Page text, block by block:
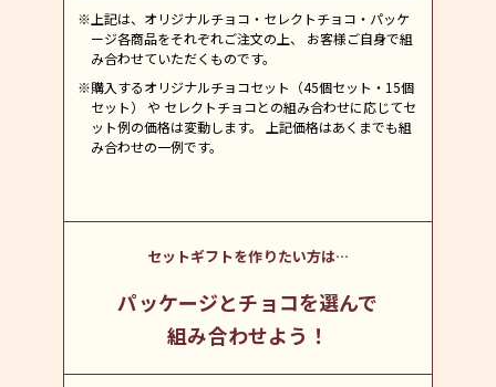
※上記は、オリジナルチョコ・セレクトチョコ・パッケ
ージ各商品をそれぞれご注文の上、 お客様ご自身で組
み合わせていただくものです。
※購入するオリジナルチョコセット（45個セット・15個
セット） や セレクトチョコとの組み合わせに応じてセ
ット例の価格は変動します。 上記価格はあくまでも組
み合わせの一例です。
セットギフトを作りたい方は…
パッケージとチョコを選んで
組み合わせよう！